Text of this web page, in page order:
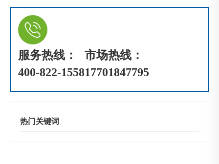
服务热线：
400-822-1558
市场热线：
17701847795
热门关键词